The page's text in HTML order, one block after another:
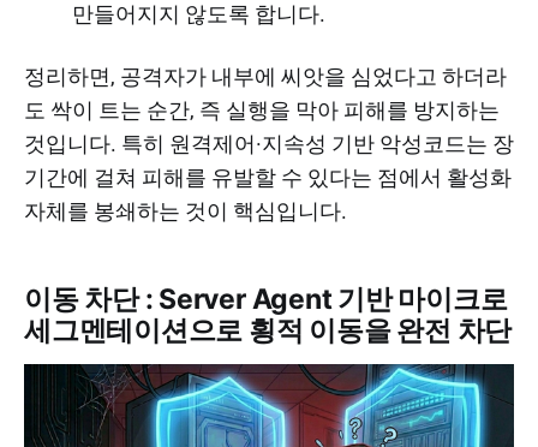
만들어지지 않도록 합니다.
정리하면, 공격자가 내부에 씨앗을 심었다고 하더라
도 싹이 트는 순간, 즉 실행을 막아 피해를 방지하는
것입니다. 특히 원격제어·지속성 기반 악성코드는 장
기간에 걸쳐 피해를 유발할 수 있다는 점에서 활성화
자체를 봉쇄하는 것이 핵심입니다.
이동 차단 : Server Agent 기반 마이크로
세그멘테이션으로 횡적 이동을 완전 차단